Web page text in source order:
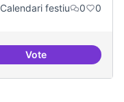
Calendari festiu 0 0
VotePlaça del